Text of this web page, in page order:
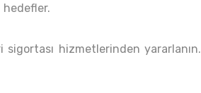
hedefler.
sigortası hizmetlerinden yararlanın.